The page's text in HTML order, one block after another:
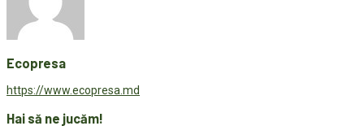
Ecopresa
https://www.ecopresa.md
Hai să ne jucăm!